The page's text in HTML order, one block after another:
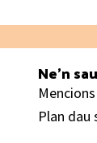
Ne’n
Plan dau